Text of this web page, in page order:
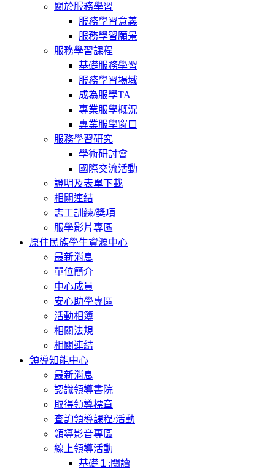
關於服務學習
服務學習意義
服務學習願景
服務學習課程
基礎服務學習
服務學習場域
成為服學TA
專業服學概況
專業服學窗口
服務學習研究
學術研討會
國際交流活動
證明及表單下載
相關連結
志工訓練/獎項
服學影片專區
原住民族學生資源中心
最新消息
單位簡介
中心成員
安心助學專區
活動相簿
相關法規
相關連結
領導知能中心
最新消息
認識領導書院
取得領導標章
查詢領導課程/活動
領導影音專區
線上領導活動
基礎１:閱讀